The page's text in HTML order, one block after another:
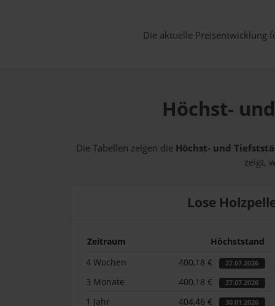
Die aktuelle Preisentwicklung
Höchst-
Die Tabellen zeigen die Höchst- und
zeigt,
Lose
Zeitraum Höchststand
4 Wochen
400,18 € 27.07.2026
3 Monate 400,18 € 27.07.2026
1 Jahr 404,46 € 30.01.2026